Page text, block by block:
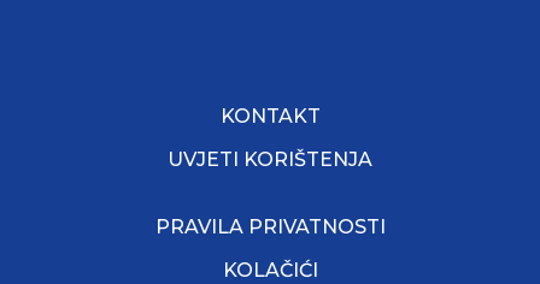
KONTAKT
UVJETI KORIŠTENJA
PRAVILA PRIVATNOSTI
KOLAČIĆI